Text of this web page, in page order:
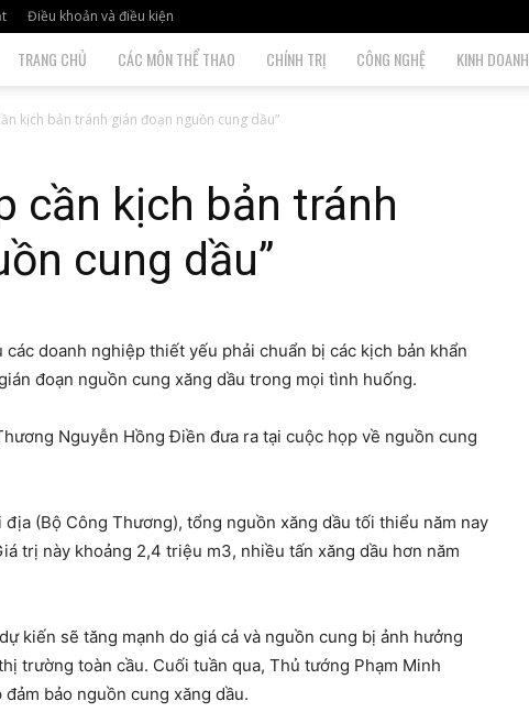
Điều khoản và điều kiện
TRANG CHỦ CÁC MÔN THỂ THAO CHÍNH TRỊ CÔNG NGHỆ KINH DOANH
kịch bản tránh gián đoạn nguồn cung dầu”
cần kịch bản tránh
cung dầu”
doanh nghiệp thiết yếu phải chuẩn bị các kịch bản khẩn
đoạn nguồn cung xăng dầu trong mọi tình huống.
Nguyễn Hồng Điền đưa ra tại cuộc họp về nguồn cung
(Bộ Công Thương), tổng nguồn xăng dầu tối thiểu năm nay
trị này khoảng 2,4 triệu m3, nhiều tấn xăng dầu hơn năm
kiến ​​sẽ tăng mạnh do giá cả và nguồn cung bị ảnh hưởng
trường toàn cầu. Cuối tuần qua, Thủ tướng Phạm Minh
bảo nguồn cung xăng dầu.